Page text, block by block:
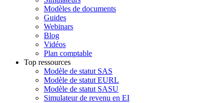
Modèles de documents
Guides
Webinars
Blog
Vidéos
Plan comptable
Top ressources
Modèle de statut SAS
Modèle de statut EURL
Modèle de statut SASU
Simulateur de revenu en EI